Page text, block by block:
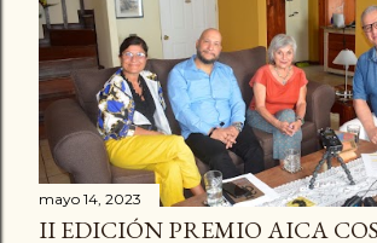
mayo 14, 2023
II EDICIÓN PREMIO AICA